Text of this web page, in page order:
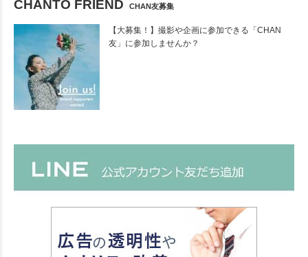
CHANTO FRIEND CHAN友募集
【大募集！】撮影や企画に参加できる「CHAN
友」に参加しませんか？